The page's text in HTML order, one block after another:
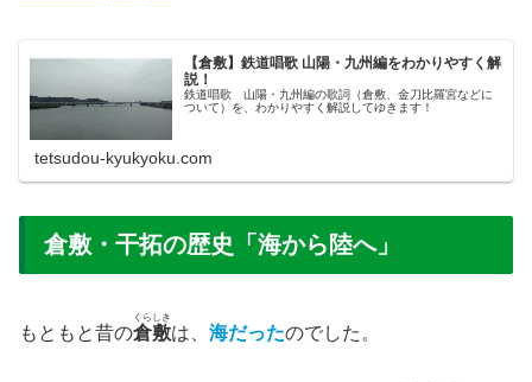
【倉敷】鉄道唱歌 山陽・九州編をわかりやすく解
説！
鉄道唱歌 山陽・九州編の歌詞（倉敷、金刀比羅宮などに
ついて）を、わかりやすく解説してゆきます！
tetsudou-kyukyoku.com
​倉敷・干拓の歴史「海から陸へ」
​もともと昔の倉敷
くらしき
は、 海だったのでした。